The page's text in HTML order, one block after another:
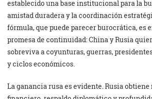
establecido una base institucional para la
amistad duradera y la coordinación
fórmula, que puede parecer burocrática, es
promesa de continuidad: China y Rusia
sobreviva a coyunturas, guerras,
y ciclos económicos.
La ganancia rusa es evidente. Rusia